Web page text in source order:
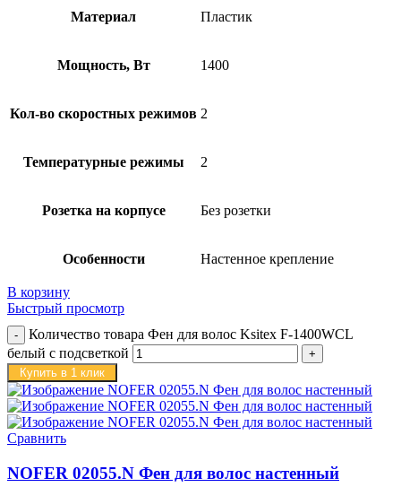
Материал Пластик
Мощность, Вт 1400
Кол-во скоростных режимов 2
Температурные режимы 2
Розетка на корпусе Без розетки
Особенности Настенное крепление
В корзину
Быстрый просмотр
Количество товара Фен для волос Ksitex F-1400WCL
белый с подсветкой
Купить в 1 клик
Сравнить
NOFER 02055.N Фен для волос настенный